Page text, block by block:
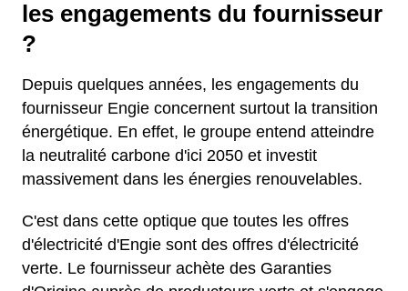
les engagements du fournisseur
?
Depuis quelques années, les engagements du
fournisseur Engie concernent surtout la transition
énergétique. En effet, le groupe entend atteindre
la neutralité carbone d'ici 2050 et investit
massivement dans les énergies renouvelables.
C'est dans cette optique que toutes les offres
d'électricité d'Engie sont des offres d'électricité
verte. Le fournisseur achète des Garanties